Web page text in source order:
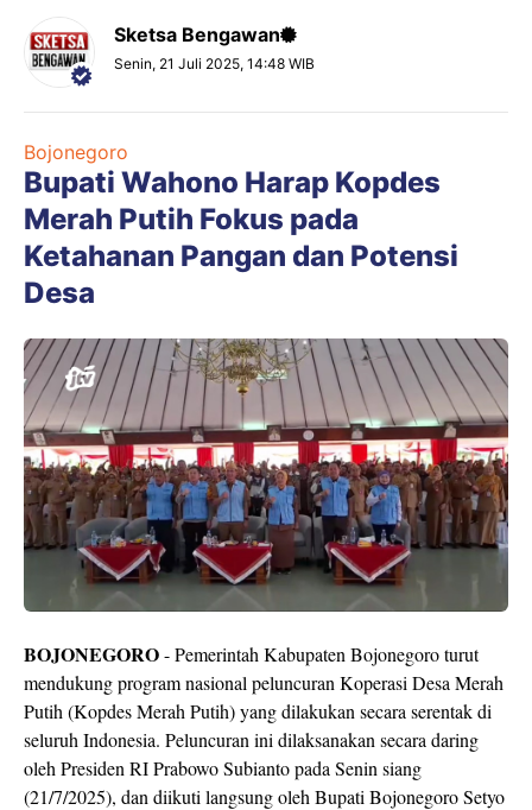
Sketsa Bengawan
Senin, 21 Juli 2025, 14:48 WIB
Bojonegoro
Bupati Wahono Harap Kopdes
Merah Putih Fokus pada
Ketahanan Pangan dan Potensi
Desa
BOJONEGORO- Pemerintah Kabupaten Bojonegoro turut
mendukung program nasional peluncuran Koperasi Desa Merah
Putih (Kopdes Merah Putih) yang dilakukan secara serentak di
seluruh Indonesia. Peluncuran ini dilaksanakan secara daring
oleh Presiden RI Prabowo Subianto pada Senin siang
(21/7/2025), dan diikuti langsung oleh Bupati Bojonegoro Setyo